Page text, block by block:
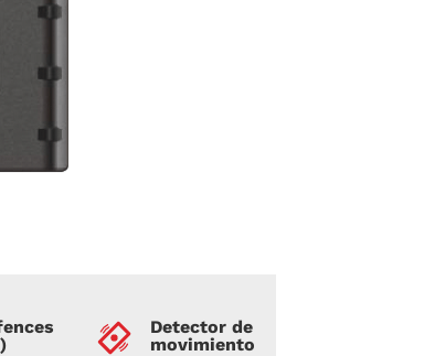
Detector de
movimiento